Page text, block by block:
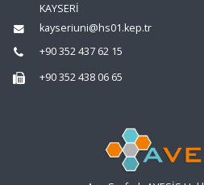
KAYSERİ
kayseriuni@hs01.kep.tr
+90 352 437 62 15
+90 352 438 06 65